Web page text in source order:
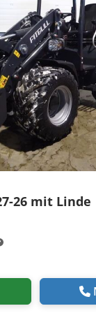
kupoprodajne
Bad Herrenalb
se obaviti
Za
grijanje,
X27-45CRT
400/50-15 T463
radna svjetla
dijelu Držač
upravljano
na
za kašiku
upravlja se
prikolicu, kugla i
prikolice
26 mit Linde